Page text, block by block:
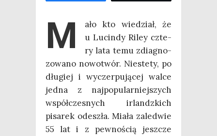
M
ało kto wie­dział, że
u Lucin­dy Riley czte­
ry lata temu zdia­gno­
zo­wa­no nowo­twór. Nie­ste­ty, po
dłu­giej i wyczer­pu­ją­cej wal­ce
jed­na z naj­po­pu­lar­niej­szych
współ­cze­snych irlandz­kich
pisa­rek ode­szła. Mia­ła zale­d­wie
55 lat i z pew­no­ścią jesz­cze